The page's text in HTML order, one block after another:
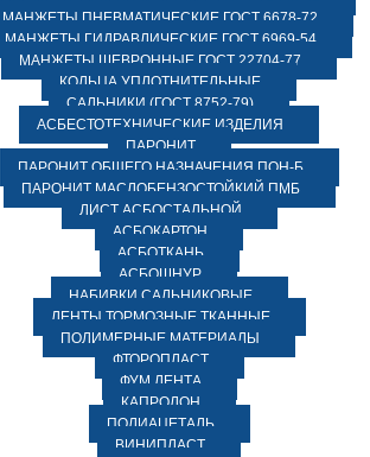
МАНЖЕТЫ ПНЕВМАТИЧЕСКИЕ ГОСТ 6678-72
МАНЖЕТЫ ГИДРАВЛИЧЕСКИЕ ГОСТ 6969-54
МАНЖЕТЫ ШЕВРОННЫЕ ГОСТ 22704-77
КОЛЬЦА УПЛОТНИТЕЛЬНЫЕ
САЛЬНИКИ (ГОСТ 8752-79)
АСБЕСТОТЕХНИЧЕСКИЕ ИЗДЕЛИЯ
ПАРОНИТ
ПАРОНИТ ОБЩЕГО НАЗНАЧЕНИЯ ПОН-Б
ПАРОНИТ МАСЛОБЕНЗОСТОЙКИЙ ПМБ
ЛИСТ АСБОСТАЛЬНОЙ
АСБОКАРТОН
АСБОТКАНЬ
АСБОШНУР
НАБИВКИ САЛЬНИКОВЫЕ
ЛЕНТЫ ТОРМОЗНЫЕ ТКАННЫЕ
ПОЛИМЕРНЫЕ МАТЕРИАЛЫ
ФТОРОПЛАСТ
ФУМ ЛЕНТА
КАПРОЛОН
ПОЛИАЦЕТАЛЬ
ВИНИПЛАСТ